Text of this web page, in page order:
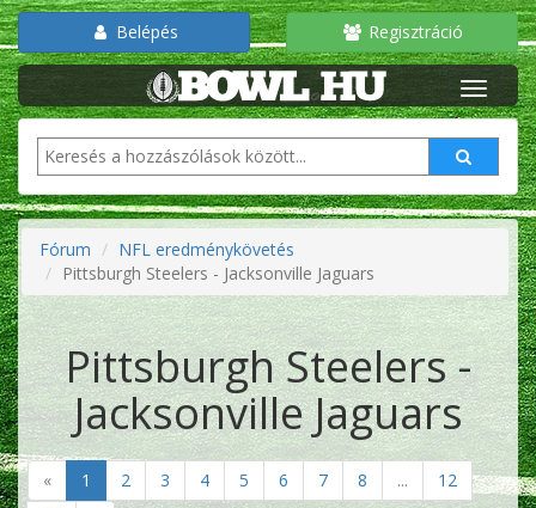
Belépés Regisztráció
Fórum
NFL eredménykövetés
Pittsburgh Steelers - Jacksonville Jaguars
Pittsburgh Steelers -
Jacksonville Jaguars
« 1 2 3 4 5 6 7 8 ...
12